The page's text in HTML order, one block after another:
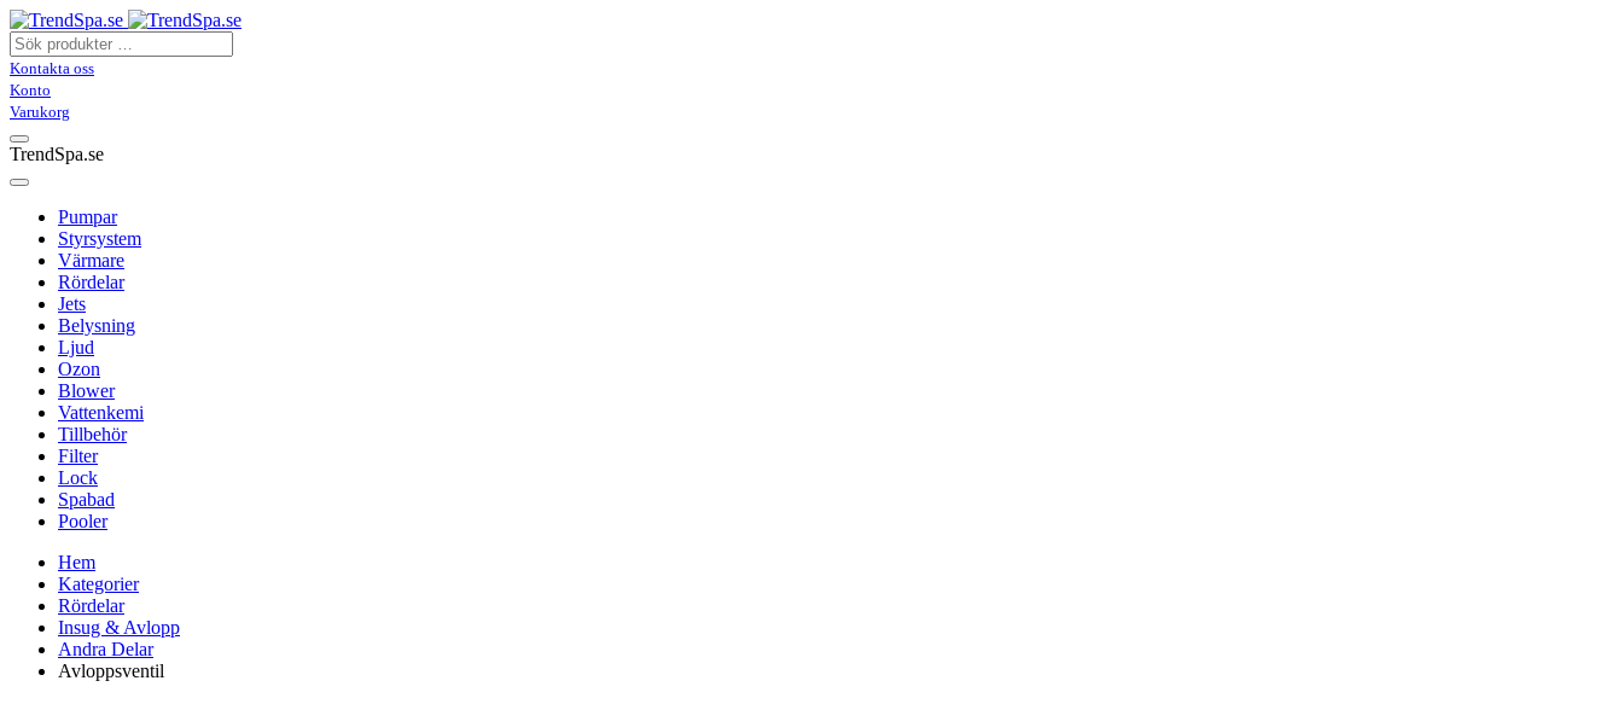
Kontakta oss
Konto
Varukorg
TrendSpa.se
Pumpar
Styrsystem
Värmare
Rördelar
Jets
Belysning
Ljud
Ozon
Blower
Vattenkemi
Tillbehör
Filter
Lock
Spabad
Pooler
Hem
Kategorier
Rördelar
Insug & Avlopp
Andra Delar
Avloppsventil